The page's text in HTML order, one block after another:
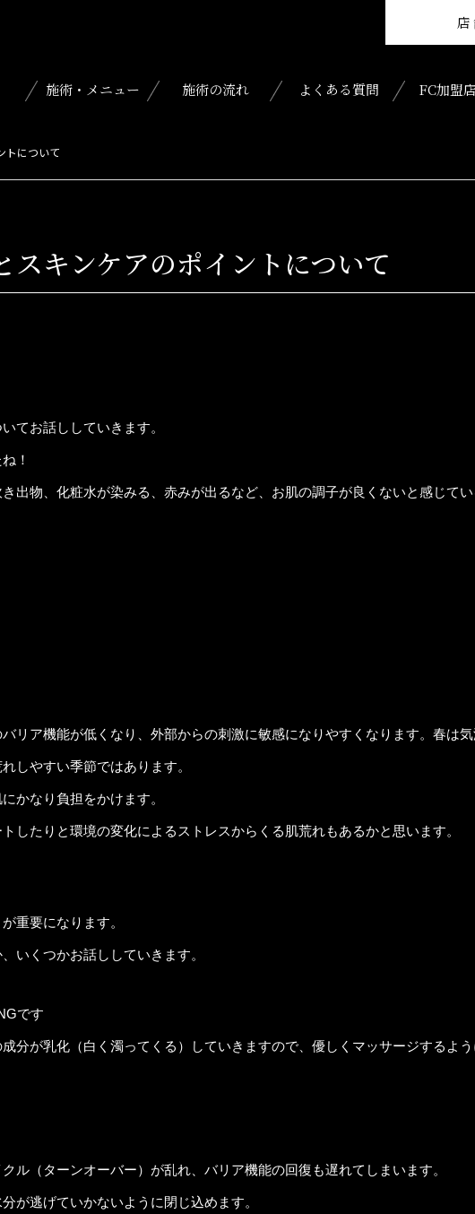
施術・メニュー 施術の流れ よくある質問 FC加盟
トについて
スキンケアのポイントについて
てお話ししていきます。
！
出物、化粧水が染みる、赤みが出るなど、お肌の調子が良くないと感じて
リア機能が低くなり、外部からの刺激に敏感になりやすくなります。春は
しやすい季節ではあります。
かなり負担をかけます。
したりと環境の変化によるストレスからくる肌荒れもあるかと思います。
重要になります。
いくつかお話ししていきます。
です
分が乳化（白く濁ってくる）していきますので、優しくマッサージするよ
ル（ターンオーバー）が乱れ、バリア機能の回復も遅れてしまいます。
が逃げていかないように閉じ込めます。